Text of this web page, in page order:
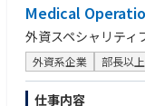
・チーム内外の臨床・
の高いリサーチクエス
果物の作成プロセスを
療・医学の発展に貢献。
■JMDCの持つ様々な種
・JMDCグループ各社の
Medical
外資スペシャリティ
外資系企業 部長以上
仕事内容